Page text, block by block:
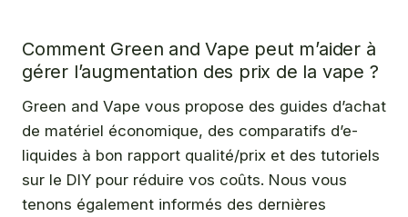
Comment Green and Vape peut m’aider à
gérer l’augmentation des prix de la vape ?
Green and Vape vous propose des guides d’achat
de matériel économique, des comparatifs d’e-
liquides à bon rapport qualité/prix et des tutoriels
sur le DIY pour réduire vos coûts. Nous vous
tenons également informés des dernières